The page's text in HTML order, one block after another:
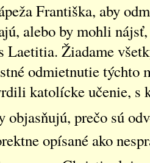
Františka, aby
alebo by mohli
Laetitia. Žiadame
odmietnutie týchto
katolícke učenie, s
objasňujú, prečo sú
opísané ako